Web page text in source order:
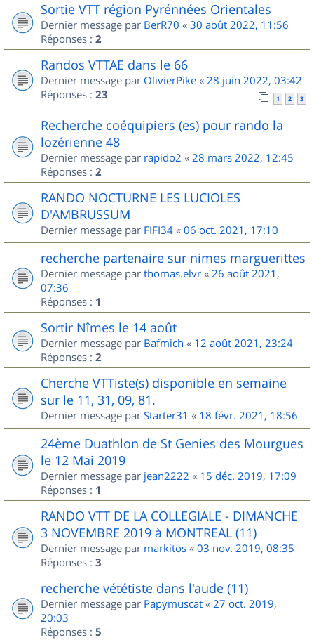
Sortie VTT région Pyrénnées Orientales
Dernier message par BerR70 « 30 août 2022, 11:56
Réponses : 2
Randos VTTAE dans le 66
Dernier message par OlivierPike « 28 juin 2022, 03:42
Réponses : 23 1 2 3
Recherche coéquipiers (es) pour rando la
lozérienne 48
Dernier message par rapido2 « 28 mars 2022, 12:45
Réponses : 2
RANDO NOCTURNE LES LUCIOLES
D'AMBRUSSUM
Dernier message par FIFI34 « 06 oct. 2021, 17:10
recherche partenaire sur nimes marguerittes
Dernier message par thomas.elvr « 26 août 2021,
07:36
Réponses : 1
Sortir Nîmes le 14 août
Dernier message par Bafmich « 12 août 2021, 23:24
Réponses : 2
Cherche VTTiste(s) disponible en semaine
sur le 11, 31, 09, 81.
Dernier message par Starter31 « 18 févr. 2021, 18:56
24ème Duathlon de St Genies des Mourgues
le 12 Mai 2019
Dernier message par jean2222 « 15 déc. 2019, 17:09
Réponses : 1
RANDO VTT DE LA COLLEGIALE - DIMANCHE
3 NOVEMBRE 2019 à MONTREAL (11)
Dernier message par markitos « 03 nov. 2019, 08:35
Réponses : 3
recherche vététiste dans l'aude (11)
Dernier message par Papymuscat « 27 oct. 2019,
20:03
Réponses : 5